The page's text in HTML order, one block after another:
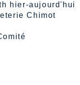
hier-aujourd'hui
Chimot